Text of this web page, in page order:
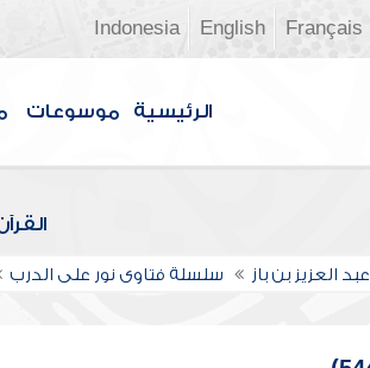
Français
English
Indonesia
الرئيسية موسوعات
عبد العزيز بن باز سلسلة فتاوى نور على الدرب